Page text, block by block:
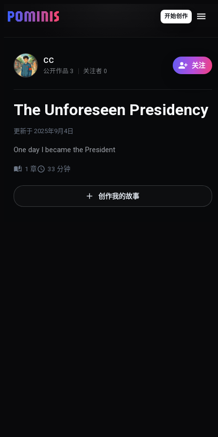
开始创作
CC
公开作品 3 关注者 0
关注
The Unforeseen Presidency
更新于 2025年9月4日
One day I became the President
1 章 33 分钟
创作我的故事